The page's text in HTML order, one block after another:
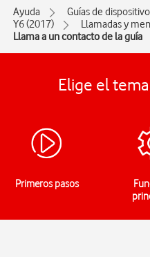
Ayuda Guías de
Y6 (2017)
Llamadas y
Llama a un contacto de la guía
Elige el
Primeros pasos